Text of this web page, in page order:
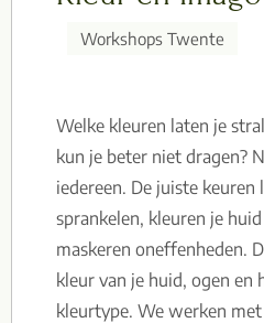
Workshops Twente
Welke kleuren laten je
kun je beter niet dragen?
iedereen. De juiste keuren
sprankelen, kleuren je
maskeren oneffenheden.
kleur van je huid, ogen en
kleurtype. We werken